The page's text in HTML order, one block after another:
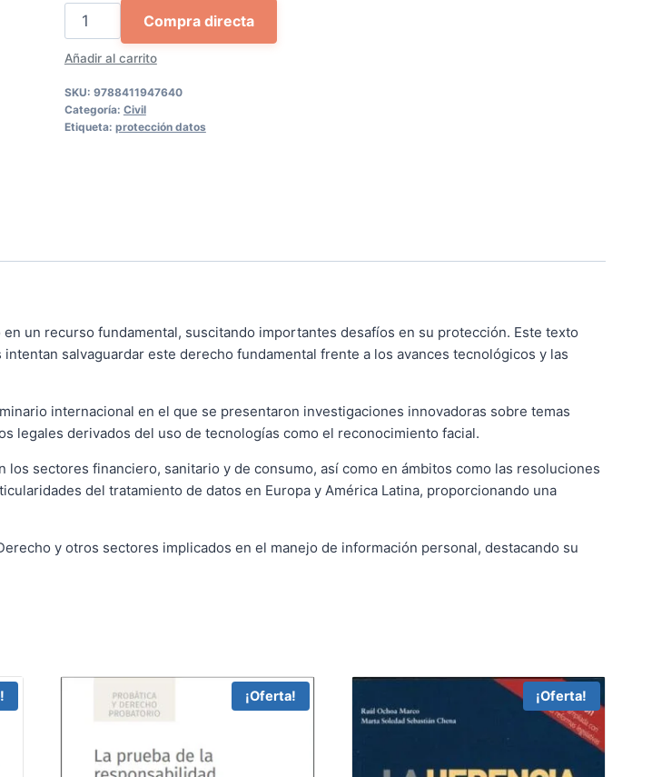
Perspectivas
transversales
del
derecho
a
la
cantidad
Añadir al carrito
Compra directa
SKU: 9788411947640
Categoría: Civil
Etiqueta: protección datos
un recurso fundamental, suscitando importantes desafíos en su protección. Este texto
salvaguardar este derecho fundamental frente a los avances tecnológicos y las
internacional en el que se presentaron investigaciones innovadoras sobre temas
legales derivados del uso de tecnologías como el reconocimiento facial.
sectores financiero, sanitario y de consumo, así como en ámbitos como las resoluciones
del tratamiento de datos en Europa y América Latina, proporcionando una
y otros sectores implicados en el manejo de información personal, destacando su
¡Oferta! ¡Oferta!